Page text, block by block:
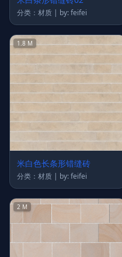
分类：材质 | by: feifei
1.8 M
米白色长条形错缝砖
分类：材质 | by: feifei
2 M